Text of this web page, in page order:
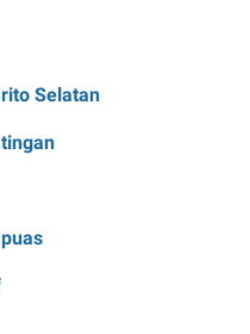
Selatan